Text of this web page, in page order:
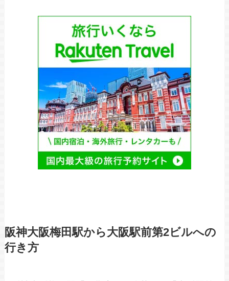
阪神大阪梅田駅から大阪駅前第2ビルへの
行き方